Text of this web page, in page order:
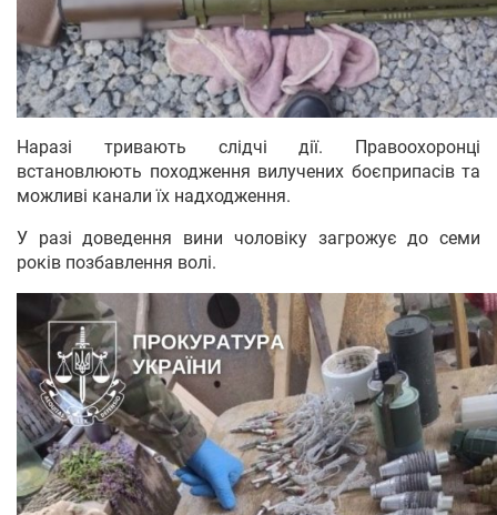
Наразі тривають слідчі дії. Правоохоронці
встановлюють походження вилучених боєприпасів та
можливі канали їх надходження.
У разі доведення вини чоловіку загрожує до семи
років позбавлення волі.